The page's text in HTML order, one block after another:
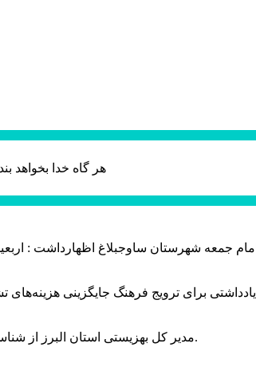
هر گاه خدا بخواهد
یادداشتی برای ترویج فرهنگ جایگزینی
مدیر کل بهزیستی استان البرز از شناسایی ۲ هزار و ۴۰۰ کودک دارای اختلالات بینایی در این استان خبر داد.